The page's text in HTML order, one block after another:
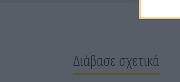
Διάβασε σχετικά